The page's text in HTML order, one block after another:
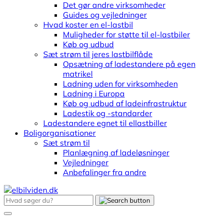
Det gør andre virksomheder
Guides og vejledninger
Hvad koster en el-lastbil
Muligheder for støtte til el-lastbiler
Køb og udbud
Sæt strøm til jeres lastbilflåde
Opsætning af ladestandere på egen
matrikel
Ladning uden for virksomheden
Ladning i Europa
Køb og udbud af ladeinfrastruktur
Ladestik og -standarder
Ladestandere egnet til ellastbiller
Boligorganisationer
Sæt strøm til
Planlægning af ladeløsninger
Vejledninger
Anbefalinger fra andre